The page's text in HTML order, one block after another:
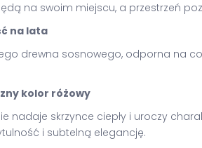
na swoim miejscu, a przestrzeń
na lata
drewna sosnowego, odporna na
kolor różowy
nadaje skrzynce ciepły i uroczy
i subtelną elegancję.